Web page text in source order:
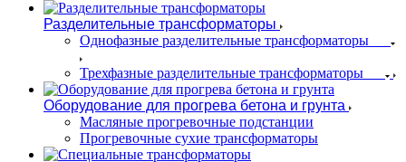
Разделительные трансформаторы
Однофазные разделительные трансформаторы
Трехфазные разделительные трансформаторы
Оборудование для прогрева бетона и грунта
Масляные прогревочные подстанции
Прогревочные сухие трансформаторы